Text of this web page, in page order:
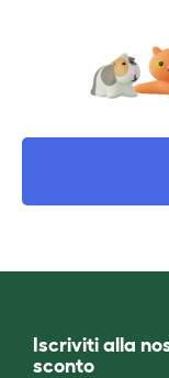
Iscriviti alla
sconto